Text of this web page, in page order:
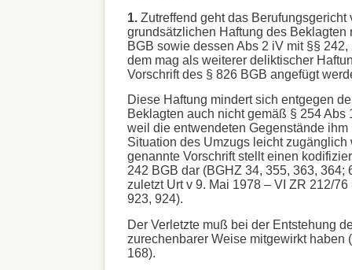
1.Zutreffend geht das Berufungsgericht
grundsätzlichen Haftung des Beklagten
BGB sowie dessen Abs 2 iV mit §§ 242,
dem mag als weiterer deliktischer
Vorschrift des § 826 BGB angefügt
Diese Haftung mindert sich entgegen
Beklagten auch nicht gemäß § 254 Abs
weil die entwendeten Gegenstände
Situation des Umzugs leicht zugänglich
genannte Vorschrift stellt einen
242 BGB dar (BGHZ 34, 355, 363, 364;
zuletzt Urt v 9. Mai 1978 – VI ZR 212/76
923, 924).
Der Verletzte muß bei der Entstehung
zurechenbarer Weise mitgewirkt haben
168).